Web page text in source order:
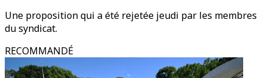
Une proposition qui a été rejetée jeudi par les membres
du syndicat.
RECOMMANDÉ